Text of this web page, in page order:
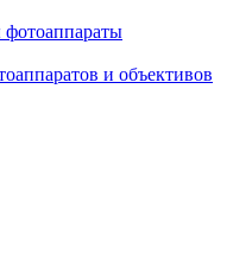
и объективов